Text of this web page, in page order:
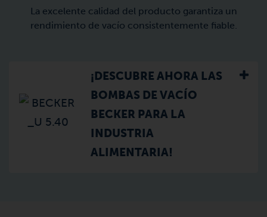
La excelente calidad del producto garantiza un
rendimiento de vacío consistentemente fiable.
¡DESCUBRE AHORA LAS
BOMBAS DE VACÍO
BECKER PARA LA
INDUSTRIA
ALIMENTARIA!